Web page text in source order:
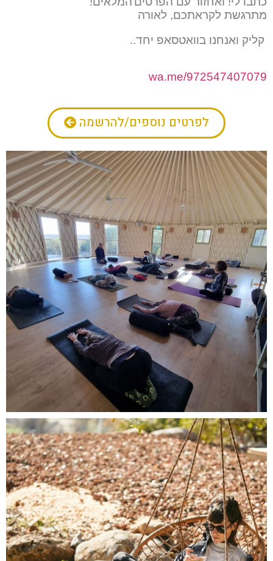
מתרגשת לקראתכם, לאורה
קליק ואנחנו בוואטסאפ יחד..
wa.me/972547407079
לפרטים נוספים/להרשמה